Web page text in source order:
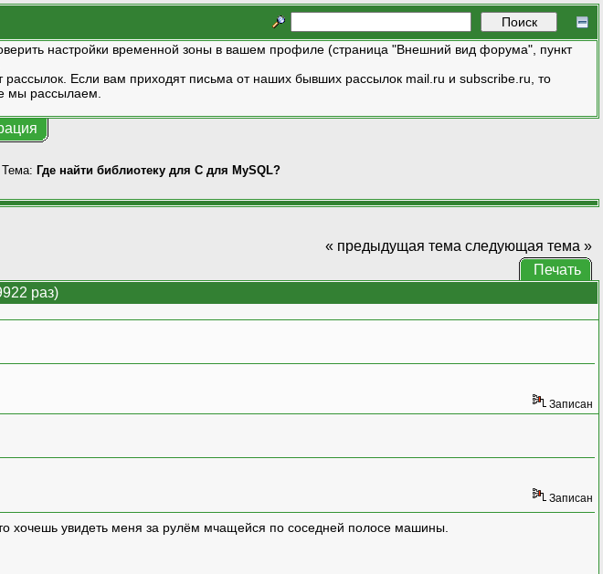
настройки временной зоны в вашем профиле (страница "Внешний вид форума", пункт
рассылок. Если вам приходят письма от наших бывших рассылок mail.ru и subscribe.ru, то
мы рассылаем.
Где найти библиотеку для C для MySQL?
« предыдущая тема следующая тема »
Печать
раз)
Записан
Записан
хочешь увидеть меня за рулём мчащейся по соседней полосе машины.